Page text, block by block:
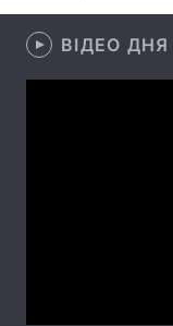
Лонгріди
ВІДЕО ДНЯ